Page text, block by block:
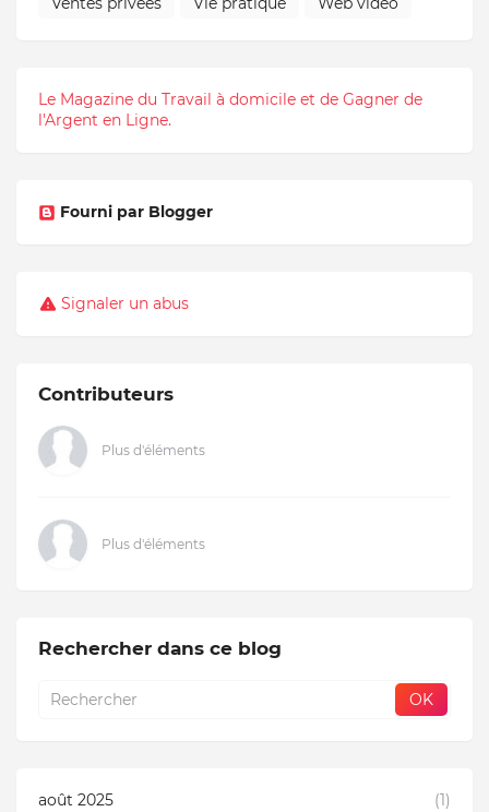
Le Magazine du Travail à domicile et de Gagner de
l'Argent en Ligne.
Fourni par Blogger
Signaler un abus
Contributeurs
Plus d'éléments
Plus d'éléments
Rechercher dans ce blog
août 2025
(1)